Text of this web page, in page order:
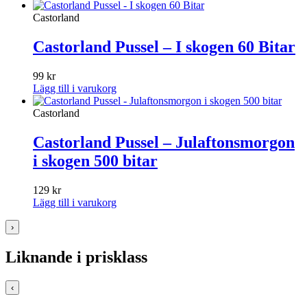
Castorland
Castorland Pussel – I skogen 60 Bitar
99 kr
Lägg till i varukorg
Castorland
Castorland Pussel – Julaftonsmorgon
i skogen 500 bitar
129 kr
Lägg till i varukorg
›
Liknande i prisklass
‹